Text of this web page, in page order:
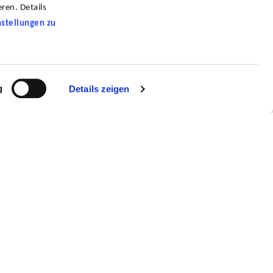
Details
zu
Details zeigen